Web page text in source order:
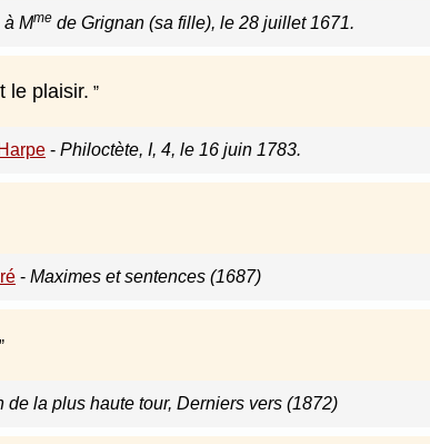
à Mmede Grignan (sa fille), le 28 juillet 1671.
le plaisir.
- Philoctète, I, 4, le 16 juin 1783.
- Maximes et sentences (1687)
de la plus haute tour, Derniers vers (1872)